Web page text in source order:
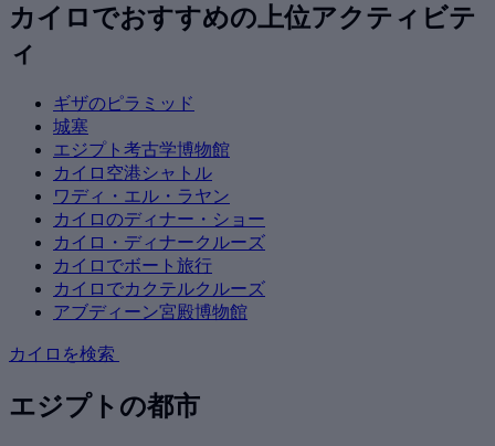
カイロでおすすめの上位アクティビテ
ィ
ギザのピラミッド
城塞
エジプト考古学博物館
カイロ空港シャトル
ワディ・エル・ラヤン
カイロのディナー・ショー
カイロ・ディナークルーズ
カイロでボート旅行
カイロでカクテルクルーズ
アブディーン宮殿博物館
カイロを検索
エジプトの都市